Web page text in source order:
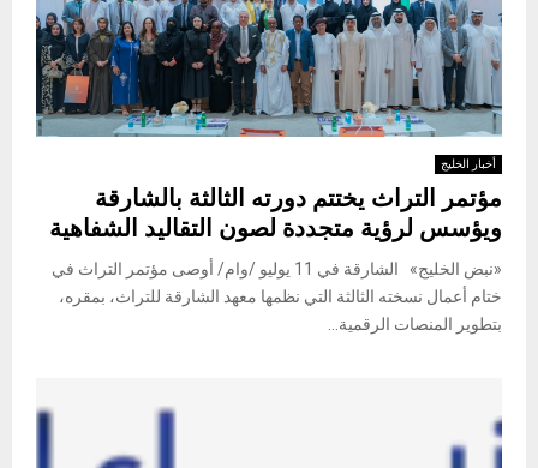
أخبار الخليج
مؤتمر التراث يختتم دورته الثالثة بالشارقة
ويؤسس لرؤية متجددة لصون التقاليد الشفاهية
«نبض الخليج» الشارقة في 11 يوليو /وام/ أوصى مؤتمر التراث في
ختام أعمال نسخته الثالثة التي نظمها معهد الشارقة للتراث، بمقره،
بتطوير المنصات الرقمية...